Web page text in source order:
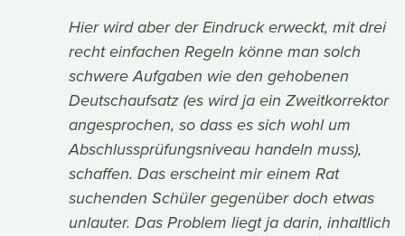
Hier wird aber der Eindruck erweckt, mit drei
recht einfachen Regeln könne man solch
schwere Aufgaben wie den gehobenen
Deutschaufsatz (es wird ja ein Zweitkorrektor
angesprochen, so dass es sich wohl um
Abschlussprüfungsniveau handeln muss),
schaffen. Das erscheint mir einem Rat
suchenden Schüler gegenüber doch etwas
unlauter. Das Problem liegt ja darin, inhaltlich